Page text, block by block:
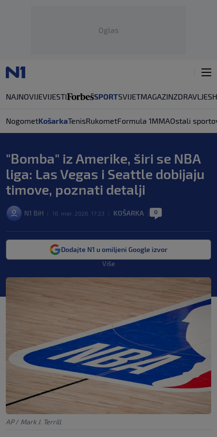
Oglas
NAJNOVIJEVIJESTI SPORTSVIJETMAGAZINZDRAVLJE
NogometKošarkaTenisRukometFormula 1MMAOstali
"Bomba" iz Amerike, širi se NBA
liga: Las Vegas i Seattle dobijaju
timove, poznati detalji
N1 BiH 16. mar. 2026. 17:23 KOŠARKA 0
Dodajte N1 u omiljeni Google izvor
Više
AP / Mark J. Terrill